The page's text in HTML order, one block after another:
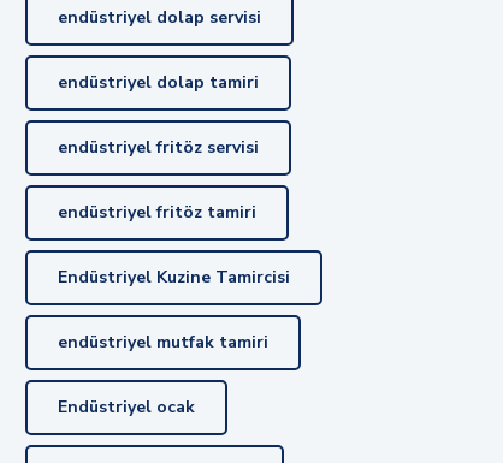
endüstriyel dolap servisi
endüstriyel dolap tamiri
endüstriyel fritöz servisi
endüstriyel fritöz tamiri
Endüstriyel Kuzine Tamircisi
endüstriyel mutfak tamiri
Endüstriyel ocak